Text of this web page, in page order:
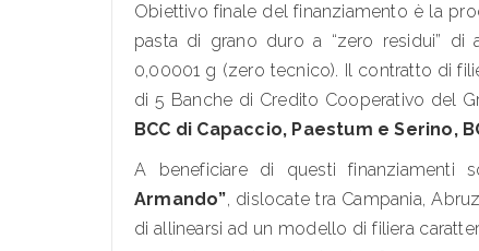
Obiettivo finale del finanziamento è la
pasta di grano duro a “zero residui” di
0,00001 g (zero tecnico). Il contratto di
di 5 Banche di Credito Cooperativo del
BCC di Capaccio, Paestum e Serino,
A beneficiare di questi finanziamenti
Armando”, dislocate tra Campania,
di allinearsi ad un modello di filiera